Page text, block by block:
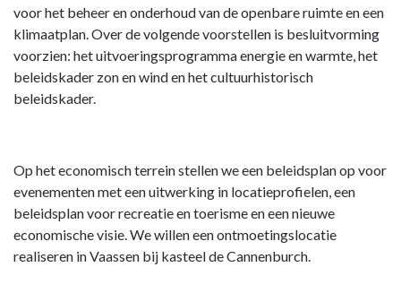
voor het beheer en onderhoud van de openbare ruimte en een
klimaatplan. Over de volgende voorstellen is besluitvorming
voorzien: het uitvoeringsprogramma energie en warmte, het
beleidskader zon en wind en het cultuurhistorisch
beleidskader.
Op het economisch terrein stellen we een beleidsplan op voor
evenementen met een uitwerking in locatieprofielen, een
beleidsplan voor recreatie en toerisme en een nieuwe
economische visie. We willen een ontmoetingslocatie
realiseren in Vaassen bij kasteel de Cannenburch.